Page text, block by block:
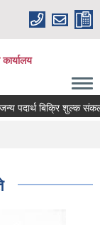
पदार्थ बिक्रि शुल्क